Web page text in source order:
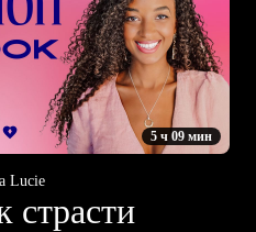
5 ч 09 мин
Lucie
страсти